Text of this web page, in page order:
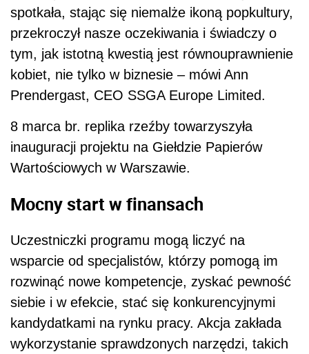
spotkała, stając się niemalże ikoną popkultury,
przekroczył nasze oczekiwania i świadczy o
tym, jak istotną kwestią jest równouprawnienie
kobiet, nie tylko w biznesie – mówi Ann
Prendergast, CEO SSGA Europe Limited.
8 marca br. replika rzeźby towarzyszyła
inauguracji projektu na Giełdzie Papierów
Wartościowych w Warszawie.
Mocny start w finansach
Uczestniczki programu mogą liczyć na
wsparcie od specjalistów, którzy pomogą im
rozwinąć nowe kompetencje, zyskać pewność
siebie i w efekcie, stać się konkurencyjnymi
kandydatkami na rynku pracy. Akcja zakłada
wykorzystanie sprawdzonych narzędzi, takich